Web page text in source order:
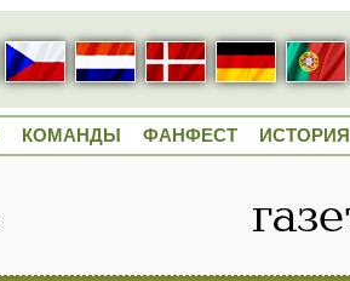
КОМАНДЫ ФАНФЕСТ ИСТОРИЯ